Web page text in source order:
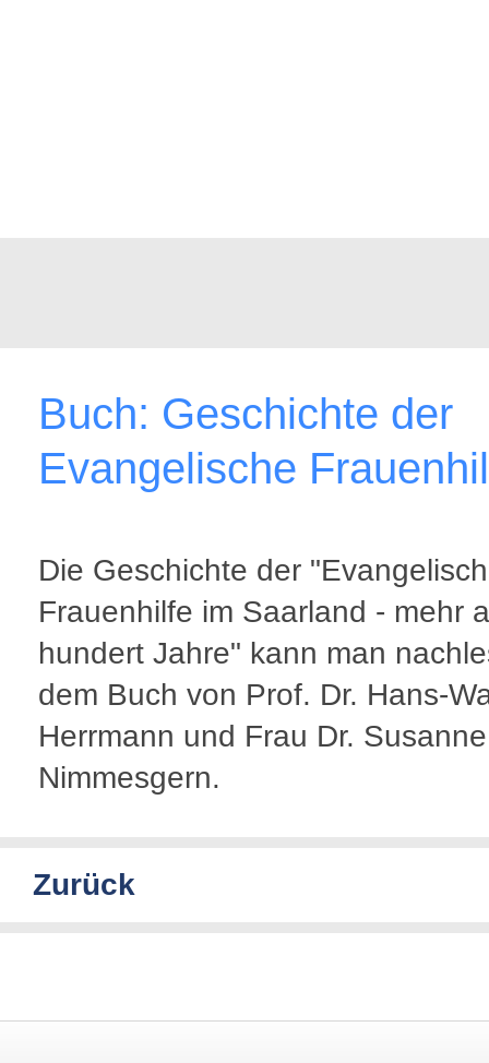
Buch: Geschichte der
Evangelische
Die Geschichte der
Frauenhilfe im Saarland - mehr
hundert Jahre" kann man
dem Buch von Prof. Dr. Hans-
Herrmann und Frau Dr. Susanne
Nimmesgern.
Zurück